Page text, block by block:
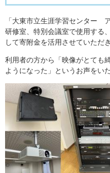
「大東市立生涯学習センター
研修室、特別会議室で使用する
して寄附金を活用させていただ
利用者の方から「映像がとても
ようになった」というお声をい